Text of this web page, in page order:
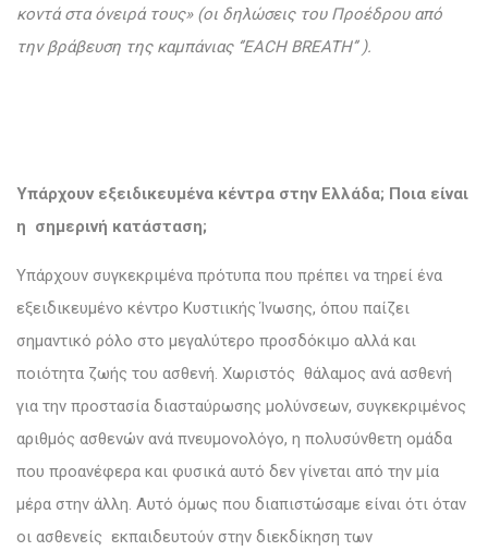
κοντά στα όνειρά τους» (οι δηλώσεις του Προέδρου από
την βράβευση της καμπάνιας ‘’EACH BREATH’’ ).
Υπάρχουν εξειδικευμένα κέντρα στην Ελλάδα; Ποια είναι
η σημερινή κατάσταση;
Υπάρχουν συγκεκριμένα πρότυπα που πρέπει να τηρεί ένα
εξειδικευμένο κέντρο Κυστιικής Ίνωσης, όπου παίζει
σημαντικό ρόλο στο μεγαλύτερο προσδόκιμο αλλά και
ποιότητα ζωής του ασθενή. Χωριστός θάλαμος ανά ασθενή
για την προστασία διασταύρωσης μολύνσεων, συγκεκριμένος
αριθμός ασθενών ανά πνευμονολόγο, η πολυσύνθετη ομάδα
που προανέφερα και φυσικά αυτό δεν γίνεται από την μία
μέρα στην άλλη. Αυτό όμως που διαπιστώσαμε είναι ότι όταν
οι ασθενείς εκπαιδευτούν στην διεκδίκηση των